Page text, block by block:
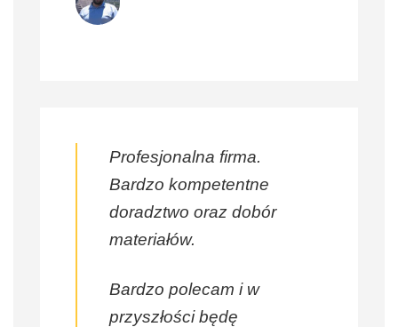
Profesjonalna firma.
Bardzo kompetentne
doradztwo oraz dobór
materiałów.
Bardzo polecam i w
przyszłości będę